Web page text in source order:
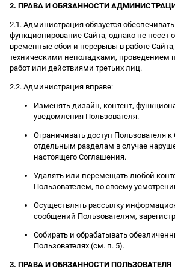
2. ПРАВА И ОБЯЗАННОСТИ
2.1. Администрация обязуется
функционирование Сайта, однако не несет
временные сбои и перерывы в работе
техническими неполадками, проведением
работ или действиями третьих лиц.
2.2. Администрация вправе:
Изменять дизайн, контент,
уведомления Пользователя.
Ограничивать доступ Пользователя к
отдельным разделам в случае
настоящего Соглашения.
Удалять или перемещать любой
Пользователем, по своему
Осуществлять рассылку
сообщений Пользователям,
Собирать и обрабатывать
Пользователях (см. п. 5).
3. ПРАВА И ОБЯЗАННОСТИ ПОЛЬЗОВАТЕЛЯ